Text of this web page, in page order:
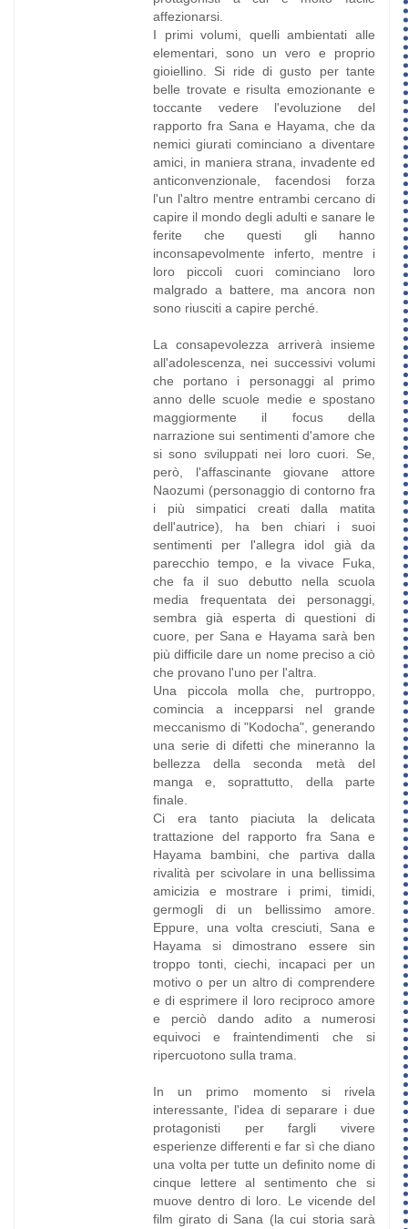
affezionarsi.
I primi volumi, quelli ambientati alle
elementari, sono un vero e proprio
gioiellino. Si ride di gusto per tante
belle trovate e risulta emozionante e
toccante vedere l'evoluzione del
rapporto fra Sana e Hayama, che da
nemici giurati cominciano a diventare
amici, in maniera strana, invadente ed
anticonvenzionale, facendosi forza
l'un l'altro mentre entrambi cercano di
capire il mondo degli adulti e sanare le
ferite che questi gli hanno
inconsapevolmente inferto, mentre i
loro piccoli cuori cominciano loro
malgrado a battere, ma ancora non
sono riusciti a capire perché.
La consapevolezza arriverà insieme
all'adolescenza, nei successivi volumi
che portano i personaggi al primo
anno delle scuole medie e spostano
maggiormente il focus della
narrazione sui sentimenti d'amore che
si sono sviluppati nei loro cuori. Se,
però, l'affascinante giovane attore
Naozumi (personaggio di contorno fra
i più simpatici creati dalla matita
dell'autrice), ha ben chiari i suoi
sentimenti per l'allegra idol già da
parecchio tempo, e la vivace Fuka,
che fa il suo debutto nella scuola
media frequentata dei personaggi,
sembra già esperta di questioni di
cuore, per Sana e Hayama sarà ben
più difficile dare un nome preciso a ciò
che provano l'uno per l'altra.
Una piccola molla che, purtroppo,
comincia a incepparsi nel grande
meccanismo di "Kodocha", generando
una serie di difetti che mineranno la
bellezza della seconda metà del
manga e, soprattutto, della parte
finale.
Ci era tanto piaciuta la delicata
trattazione del rapporto fra Sana e
Hayama bambini, che partiva dalla
rivalità per scivolare in una bellissima
amicizia e mostrare i primi, timidi,
germogli di un bellissimo amore.
Eppure, una volta cresciuti, Sana e
Hayama si dimostrano essere sin
troppo tonti, ciechi, incapaci per un
motivo o per un altro di comprendere
e di esprimere il loro reciproco amore
e perciò dando adito a numerosi
equivoci e fraintendimenti che si
ripercuotono sulla trama.
In un primo momento si rivela
interessante, l'idea di separare i due
protagonisti per fargli vivere
esperienze differenti e far sì che diano
una volta per tutte un definito nome di
cinque lettere al sentimento che si
muove dentro di loro. Le vicende del
film girato di Sana (la cui storia sarà